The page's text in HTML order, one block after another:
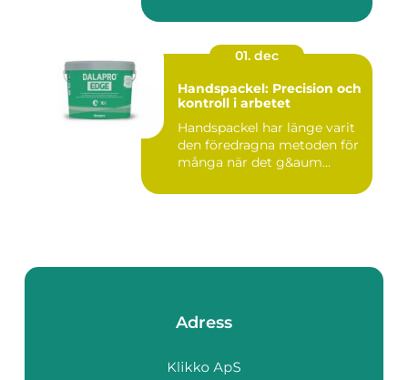
01. dec
Handspackel: Precision och
kontroll i arbetet
Handspackel har länge varit
den föredragna metoden för
många när det g&aum...
Adress